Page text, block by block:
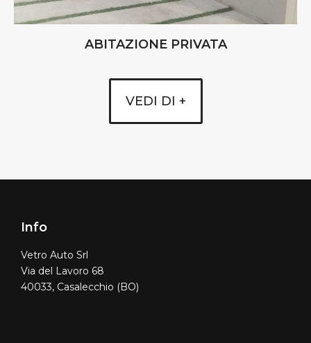
ABITAZIONE PRIVATA
VEDI DI +
Info
Vetro Auto Srl
Via del Lavoro 68
40033, Casalecchio (BO)